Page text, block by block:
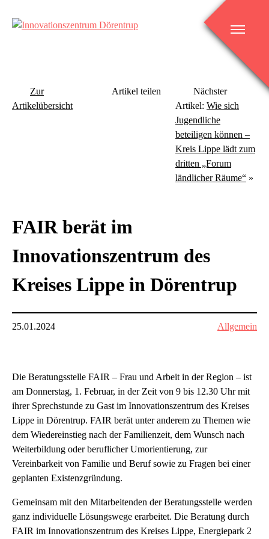
Zur
Artikelübersicht
Artikel teilen
Nächster
Artikel: Wie sich
Jugendliche
beteiligen können –
Kreis Lippe lädt zum
dritten „Forum
ländlicher Räume“»
FAIR berät im
Innovationszentrum des
Kreises Lippe in Dörentrup
25.01.2024 Allgemein
Die Beratungsstelle FAIR – Frau und Arbeit in der Region – ist
am Donnerstag, 1. Februar, in der Zeit von 9 bis 12.30 Uhr mit
ihrer Sprechstunde zu Gast im Innovationszentrum des Kreises
Lippe in Dörentrup. FAIR berät unter anderem zu Themen wie
dem Wiedereinstieg nach der Familienzeit, dem Wunsch nach
Weiterbildung oder beruflicher Umorientierung, zur
Vereinbarkeit von Familie und Beruf sowie zu Fragen bei einer
geplanten Existenzgründung.
Gemeinsam mit den Mitarbeitenden der Beratungsstelle werden
ganz individuelle Lösungswege erarbeitet. Die Beratung durch
FAIR im Innovationszentrum des Kreises Lippe, Energiepark 2